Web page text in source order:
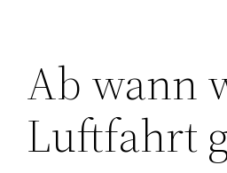
Ab wann
Luftfahrt